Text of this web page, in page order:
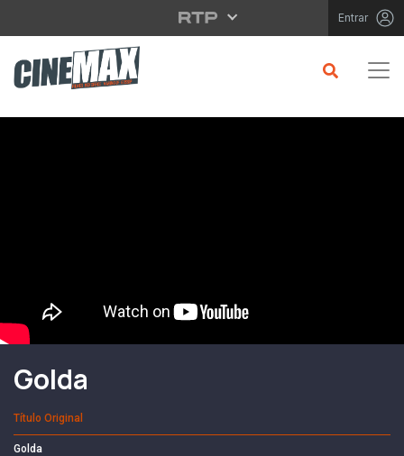
Saltar para o conteúdo principal Entrar
Filme em Cartaz
Golda
Título Original
Golda